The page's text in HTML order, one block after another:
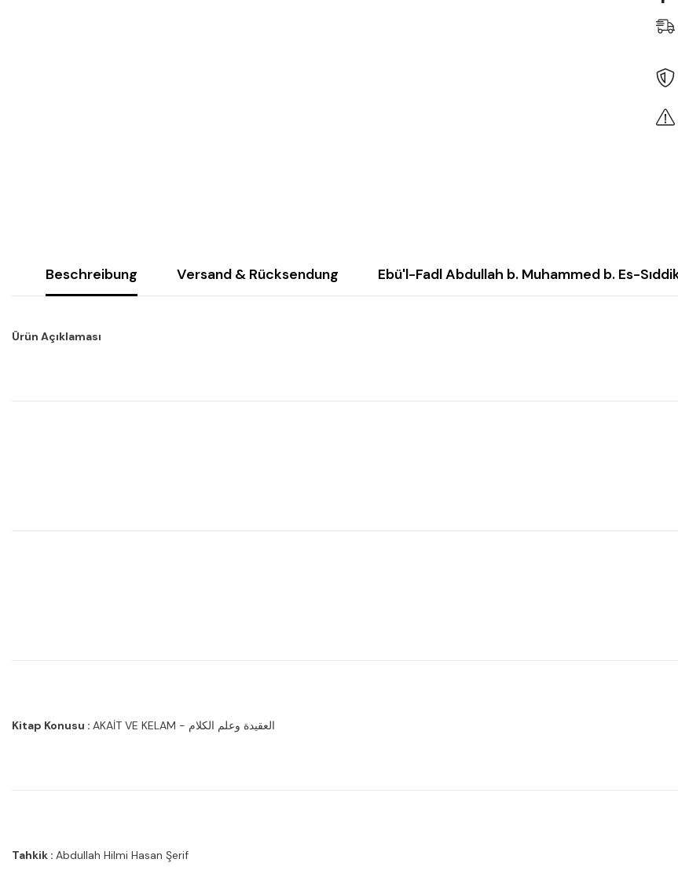
Beschreibung Versand & Rücksendung
Ürün Açıklaması
Kitap Konusu : AKAİT VE KELAM - العقيدة وعلم الكلام
Tahkik : Abdullah Hilmi Hasan Şerif